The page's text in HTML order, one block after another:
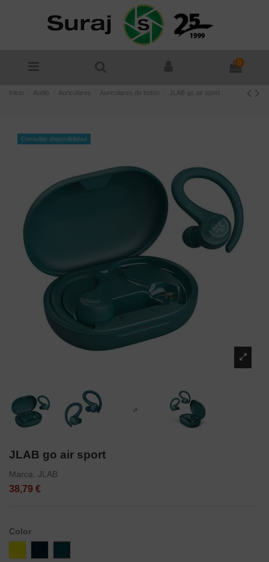
0
Inicio Audio Auriculares Auriculares de botón JLAB go air sport
Consultar disponibilidad
JLAB go air sport
Marca: JLAB
38,79 €
Color